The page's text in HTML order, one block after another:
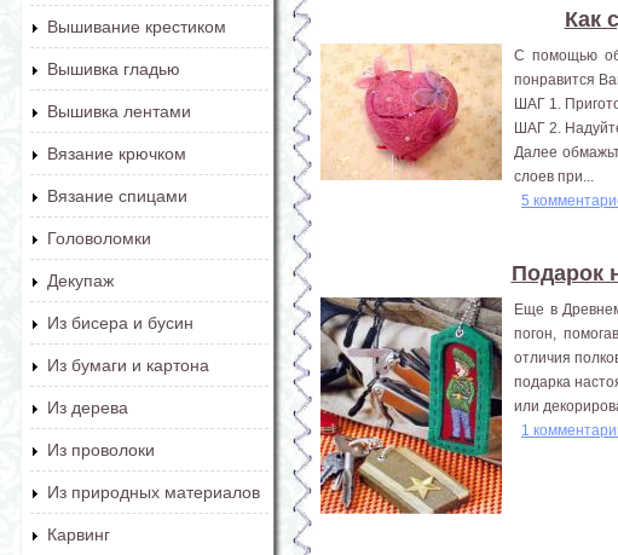
Вышивание крестиком
Вышивка гладью
Вышивка лентами
Вязание крючком
Вязание спицами
Головоломки
Декупаж
Из бисера и бусин
Из бумаги и картона
Из дерева
Из проволоки
Из природных материалов
Карвинг
Как
С помощью
понравится
ШАГ 1.
ШАГ 2.
Далее
слоев при...
5
Подарок
Еще в
погон,
отличия
подарка
или
1